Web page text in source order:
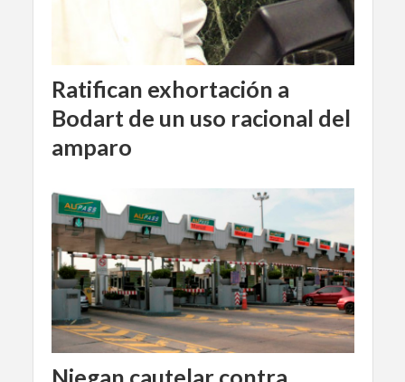
Ratifican exhortación a
Bodart de un uso racional del
amparo
Niegan cautelar contra